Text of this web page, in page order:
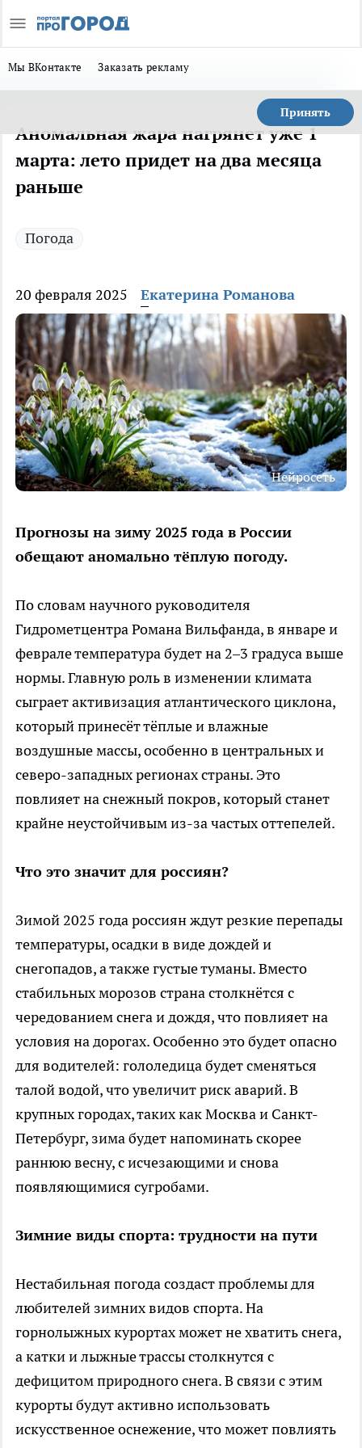
Мы ВКонтакте Заказать рекламу
Принять
Аномальная жара нагрянет уже 1
марта: лето придет на два месяца
раньше
Погода
20 февраля 2025 Екатерина Романова
Нейросеть
Прогнозы на зиму 2025 года в России
обещают аномально тёплую погоду.
По словам научного руководителя
Гидрометцентра Романа Вильфанда, в январе и
феврале температура будет на 2–3 градуса выше
нормы. Главную роль в изменении климата
сыграет активизация атлантического циклона,
который принесёт тёплые и влажные
воздушные массы, особенно в центральных и
северо-западных регионах страны. Это
повлияет на снежный покров, который станет
крайне неустойчивым из-за частых оттепелей.
Что это значит для россиян?
Зимой 2025 года россиян ждут резкие перепады
температуры, осадки в виде дождей и
снегопадов, а также густые туманы. Вместо
стабильных морозов страна столкнётся с
чередованием снега и дождя, что повлияет на
условия на дорогах. Особенно это будет опасно
для водителей: гололедица будет сменяться
талой водой, что увеличит риск аварий. В
крупных городах, таких как Москва и Санкт-
Петербург, зима будет напоминать скорее
раннюю весну, с исчезающими и снова
появляющимися сугробами.
Зимние виды спорта: трудности на пути
Нестабильная погода создаст проблемы для
любителей зимних видов спорта. На
горнолыжных курортах может не хватить снега,
а катки и лыжные трассы столкнутся с
дефицитом природного снега. В связи с этим
курорты будут активно использовать
искусственное оснежение, что может повлиять